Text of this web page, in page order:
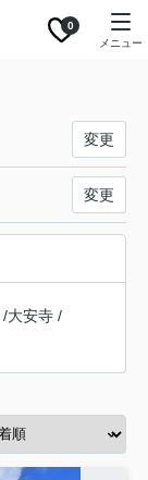
0
メニュー
変更
変更
/大安寺 /